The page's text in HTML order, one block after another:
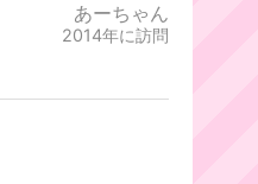
あーちゃん
2014年に訪問